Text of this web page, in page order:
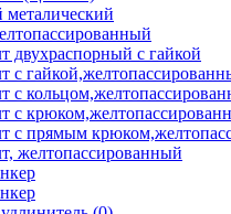
двухраспорный с гайкой
с
с
с
с прямым
желтопассированный